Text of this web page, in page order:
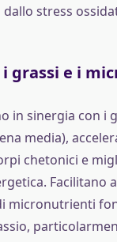
stress
i grassi e i
in sinergia con i
media),
chetonici e
Facilitano
micronutrienti